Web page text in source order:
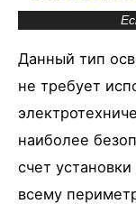
Данный тип
не требует
наиболее
счет
всему